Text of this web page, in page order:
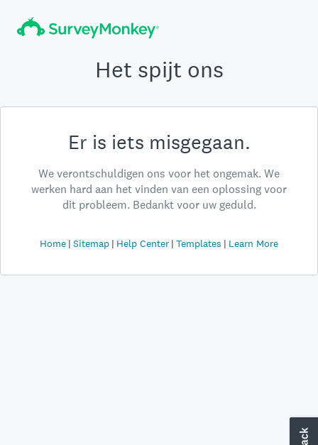
Het spijt ons
Er is iets misgegaan.
We verontschuldigen ons voor het ongemak. We
werken hard aan het vinden van een oplossing voor
dit probleem. Bedankt voor uw geduld.
Home Sitemap Help Center Templates Learn More